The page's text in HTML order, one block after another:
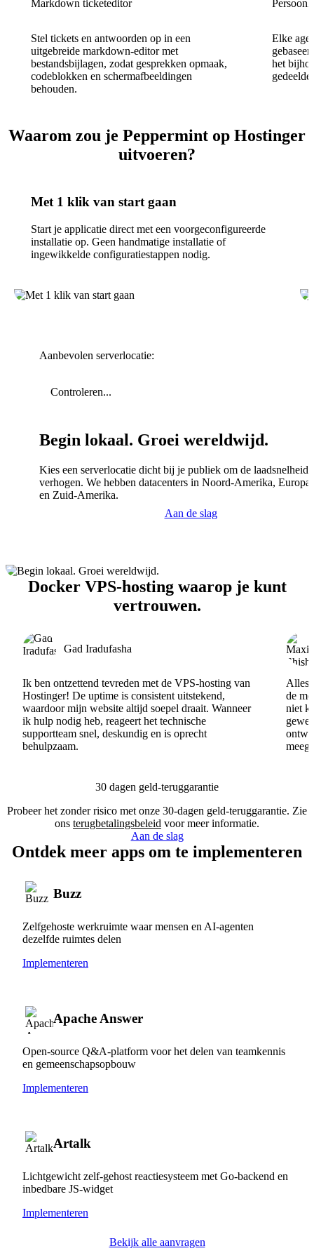
Markdown ticketeditor
Stel tickets en antwoorden op in een
uitgebreide markdown-editor met
bestandsbijlagen, zodat gesprekken opmaak,
codeblokken en schermafbeeldingen
behouden.
Elke
het
Waarom zou je Peppermint op Hostinger
uitvoeren?
Met 1 klik van start gaan
Start je applicatie direct met een voorgeconfigureerde
installatie op. Geen handmatige installatie of
ingewikkelde configuratiestappen nodig.
Aanbevolen serverlocatie:
Controleren...
Begin lokaal. Groei wereldwijd.
Kies een serverlocatie dicht bij je publiek om de laadsnelheid
verhogen. We hebben datacenters in Noord-Amerika,
en Zuid-Amerika.
Aan de slag
Docker VPS-hosting waarop je kunt
vertrouwen.
Gad Iradufasha
Ik ben ontzettend tevreden met de VPS-hosting van
Hostinger! De uptime is consistent uitstekend,
waardoor mijn website altijd soepel draait. Wanneer
ik hulp nodig heb, reageert het technische
supportteam snel, deskundig en is oprecht
behulpzaam.
Alles
de
niet
30 dagen geld-teruggarantie
Probeer het zonder risico met onze 30-dagen geld-teruggarantie. Zie
ons terugbetalingsbeleid voor meer informatie.
Aan de slag
Ontdek meer apps om te implementeren
Buzz
Zelfgehoste werkruimte waar mensen en AI-agenten
dezelfde ruimtes delen
Implementeren
Apache Answer
Open-source Q&A-platform voor het delen van teamkennis
en gemeenschapsopbouw
Implementeren
Artalk
Lichtgewicht zelf-gehost reactiesysteem met Go-backend en
inbedbare JS-widget
Implementeren
Bekijk alle aanvragen